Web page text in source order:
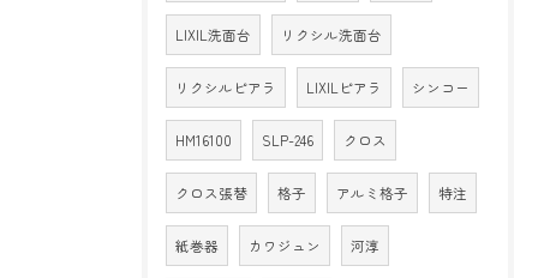
LIXIL洗面台 リクシル洗面台
リクシルピアラ LIXILピアラ シンコー
HM16100 SLP-246 クロス
クロス張替 格子 アルミ格子 特注
紙巻器 カワジュン 河淳